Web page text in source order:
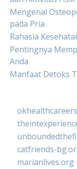
Mengenal
pada Pria
Rahasia
Pentingnya
Anda
Manfaat Detoks
catfriends-
marianlives.org